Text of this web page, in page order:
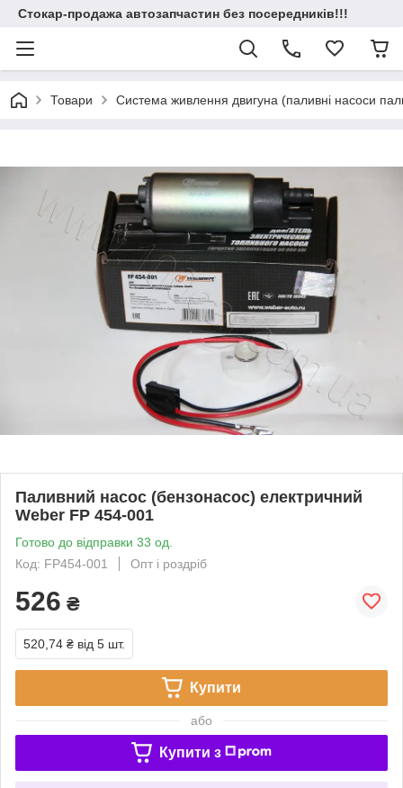
Стокар-продажа автозапчастин без посередників!!!
Товари Система живлення двигуна (паливні насоси
Паливний насос (бензонасос) електричний
Weber FP 454-001
Готово до відправки 33 од.
Код: FP454-001
Опт і роздріб
526 ₴
520,74 ₴ від 5 шт.
Купити
або
Купити з